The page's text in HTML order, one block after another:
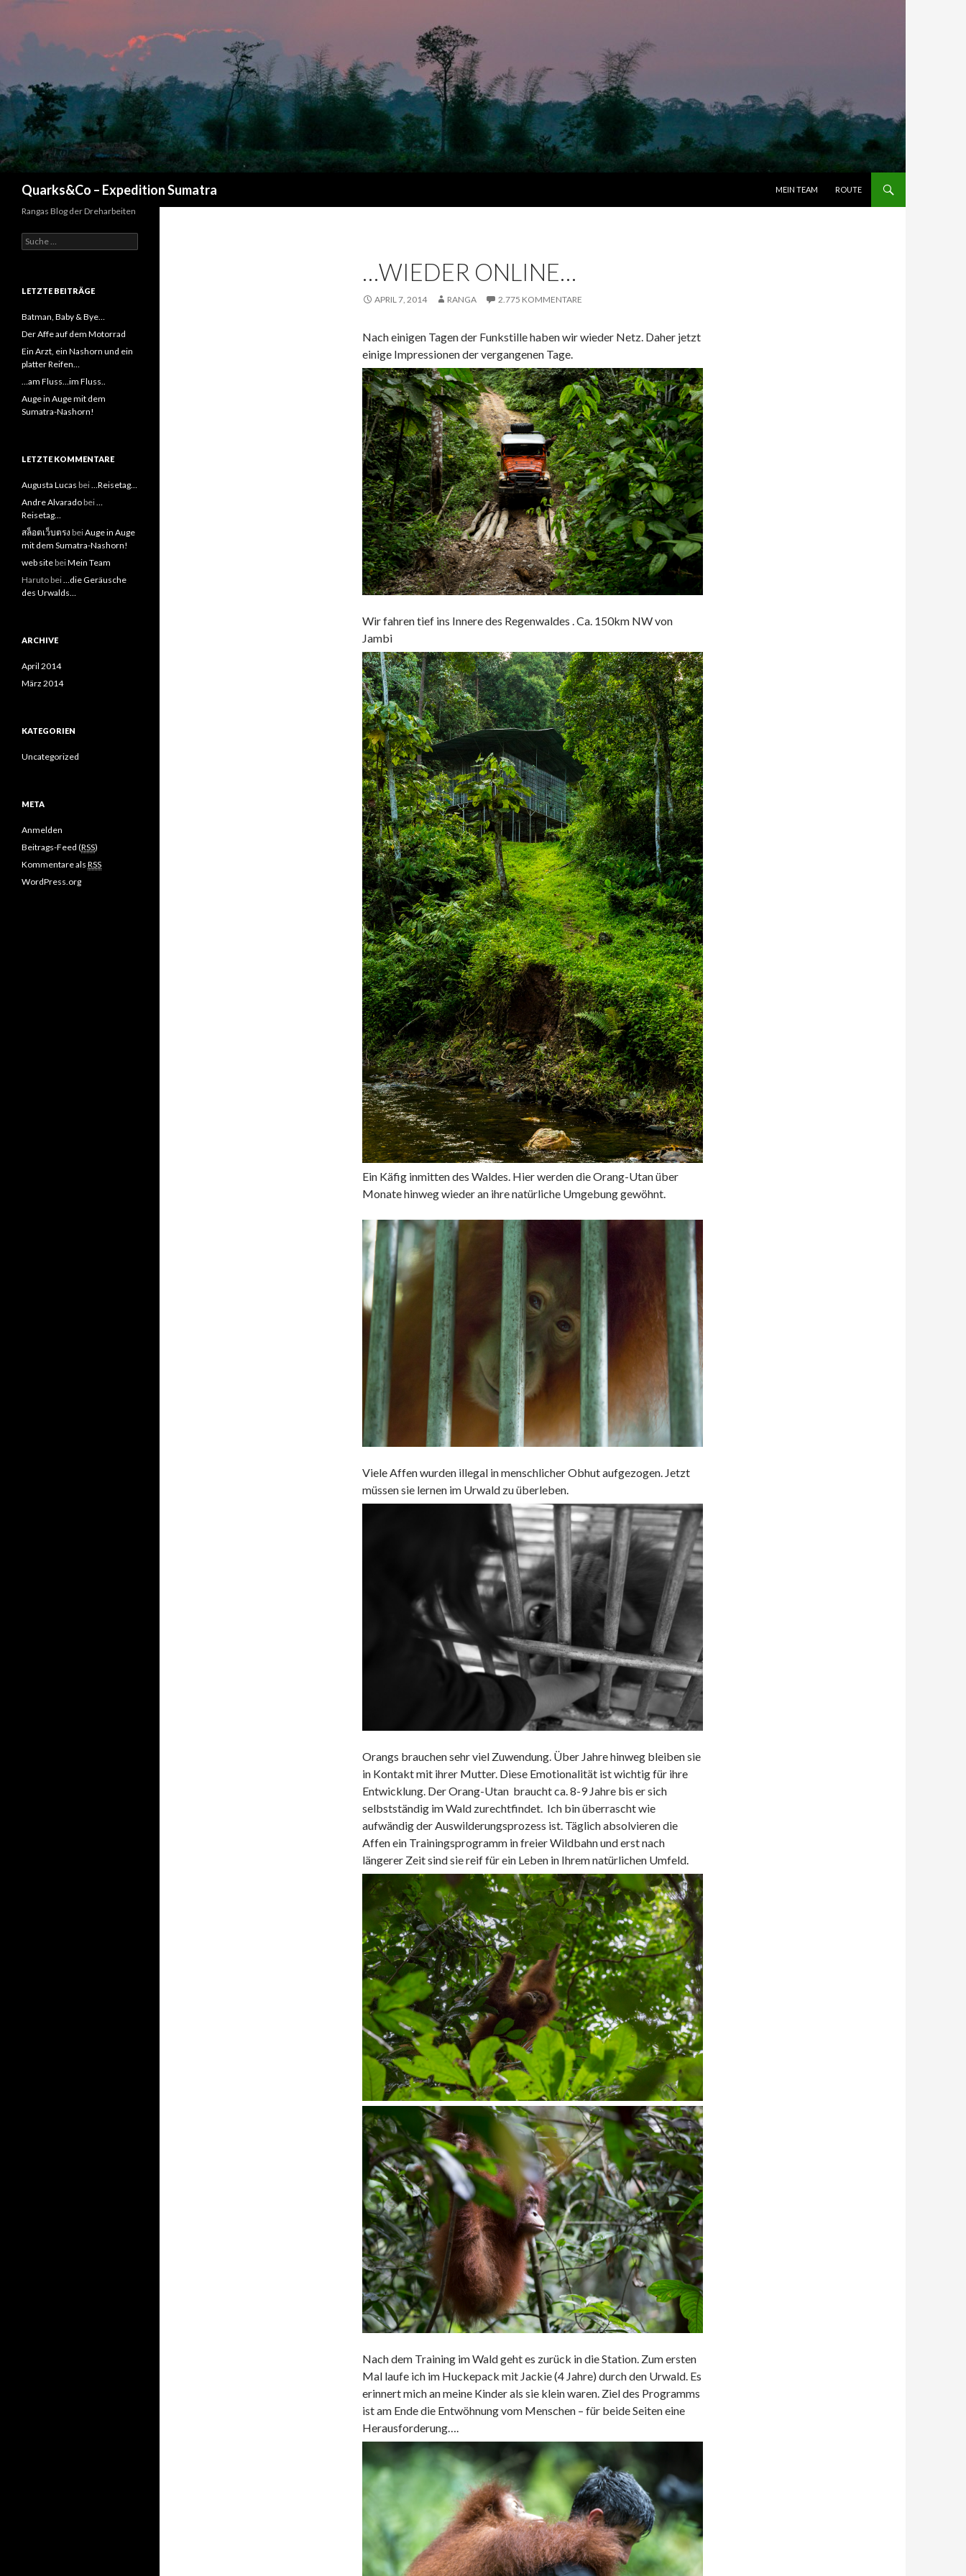
Quarks&Co – Expedition Sumatra
MEIN TEAM
ROUTE
…WIEDER ONLINE…
APRIL 7, 2014 RANGA 2.775 KOMMENTARE
Nach einigen Tagen der Funkstille haben wir wieder Netz. Daher jetzt
einige Impressionen der vergangenen Tage.
Wir fahren tief ins Innere des Regenwaldes . Ca. 150km NW von
Jambi
Ein Käfig inmitten des Waldes. Hier werden dieOrang-Utan über
Monate hinweg wieder an ihre natürliche Umgebung gewöhnt.
Viele Affen wurden illegal in menschlicher Obhut aufgezogen. Jetzt
müssen sie lernen im Urwald zu überleben.
Orangs brauchen sehr viel Zuwendung. Über Jahre hinweg bleiben sie
in Kontakt mit ihrer Mutter. Diese Emotionalität ist wichtig für ihre
Entwicklung. Der Orang-Utan braucht ca. 8-9 Jahre bis er sich
selbstständig im Wald zurechtfindet. Ich bin überrascht wie
aufwändig der Auswilderungsprozess ist. Täglich absolvieren die
Affen ein Trainingsprogramm in freier Wildbahn und erst nach
längerer Zeit sind sie reif für ein Leben in Ihrem natürlichen Umfeld.
Nach dem Training im Wald geht es zurück in die Station. Zum ersten
Mal laufe ich im Huckepack mit Jackie (4 Jahre) durch den Urwald. Es
erinnert mich an meine Kinder als sie klein waren. Ziel des Programms
ist am Ende die Entwöhnung vom Menschen – für beide Seiten eine
Herausforderung….
Rangas Blog der Dreharbeiten
Suche nach:
LETZTE BEITRÄGE
Batman, Baby & Bye…
Der Affe auf dem Motorrad
Ein Arzt, ein Nashorn und ein
platter Reifen…
…am Fluss…im Fluss..
Auge in Auge mit dem
Sumatra-Nashorn!
LETZTE KOMMENTARE
Augusta Lucas bei…Reisetag…
Andre Alvaradobei…
Reisetag…
สล็อตเว็บตรง beiAuge in Auge
mit dem Sumatra-Nashorn!
web sitebeiMein Team
Haruto bei…die Geräusche
des Urwalds…
ARCHIVE
April 2014
März 2014
KATEGORIEN
Uncategorized
META
Anmelden
Beitrags-Feed (RSS)
Kommentare als RSS
WordPress.org